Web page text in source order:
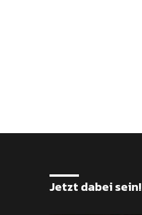
Jetzt dabei sein!